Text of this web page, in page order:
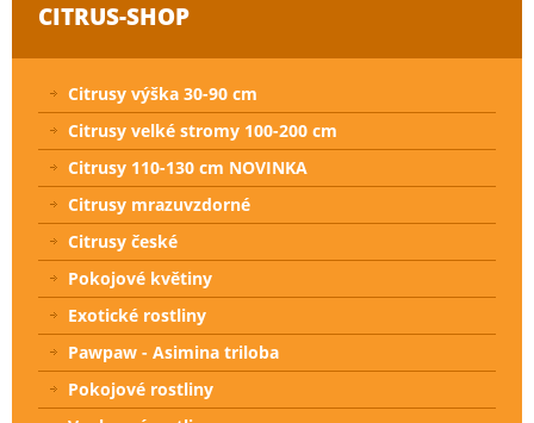
CITRUS-SHOP
Citrusy výška 30-90 cm
Citrusy velké stromy 100-200 cm
Citrusy 110-130 cm NOVINKA
Citrusy mrazuvzdorné
Citrusy české
Pokojové květiny
Exotické rostliny
Pawpaw - Asimina triloba
Pokojové rostliny